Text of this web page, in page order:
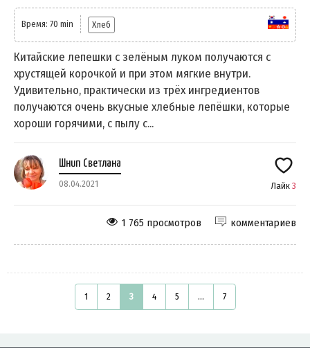
Время: 70 min Хлеб
Китайские лепешки с зелёным луком получаются с
хрустящей корочкой и при этом мягкие внутри.
Удивительно, практически из трёх ингредиентов
получаются очень вкусные хлебные лепёшки, которые
хороши горячими, с пылу с...
Шнип Светлана
08.04.2021 Лайк 3
комментариев
1 765 просмотров
1 2 3 4 5 ... 7